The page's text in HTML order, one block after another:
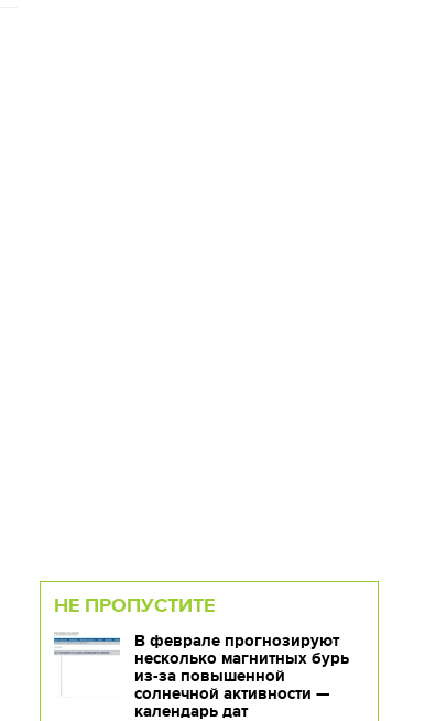
НЕ ПРОПУСТИТЕ
В феврале прогнозируют
несколько магнитных бурь
из-за повышенной
солнечной активности —
календарь дат